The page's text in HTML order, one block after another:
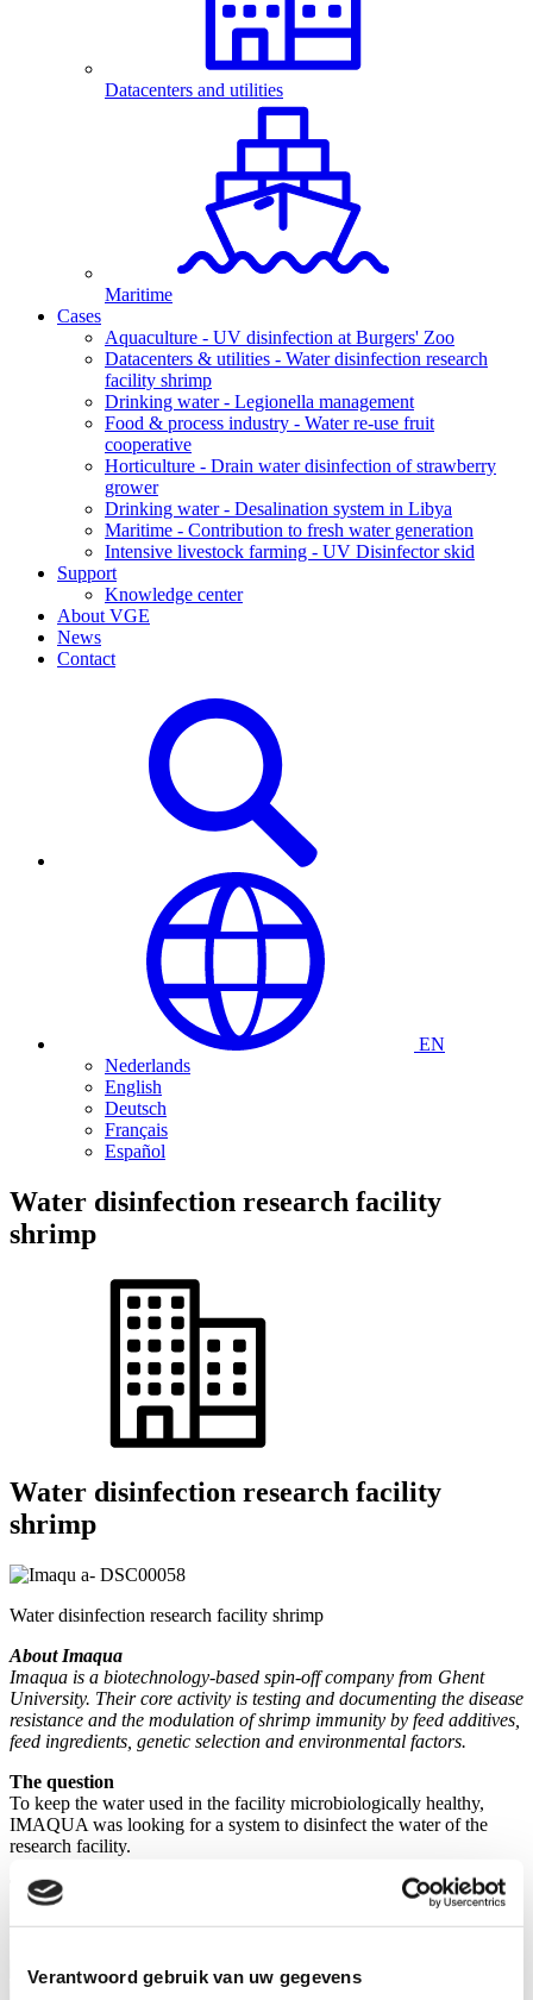
Verantwoord gebruik van uw gegevens
Datacenters and utilities
Maritime
Cases
Aquaculture - UV disinfection at Burgers' Zoo
Datacenters & utilities - Water disinfection research
facility shrimp
Drinking water - Legionella management
Food & process industry - Water re-use fruit
cooperative
Horticulture - Drain water disinfection of strawberry
grower
Drinking water - Desalination system in Libya
Maritime - Contribution to fresh water generation
Intensive livestock farming - UV Disinfector skid
Support
Knowledge center
About VGE
News
Contact
EN
Nederlands
English
Deutsch
Français
Español
Water disinfection research facility
shrimp
Water disinfection research facility
shrimp
Water disinfection research facility shrimp
About Imaqua
Imaqua is a biotechnology-based spin-off company from Ghent
University. Their core activity is testing and documenting the disease
resistance and the modulation of shrimp immunity by feed additives,
feed ingredients, genetic selection and environmental factors.
The question
To keep the water used in the facility microbiologically healthy,
IMAQUA was looking for a system to disinfect the water of the
research facility.
The solution
IMAQUA applied UV-C from VGE Pro to achieve an optimum
result.